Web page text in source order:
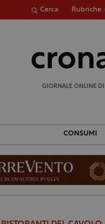
Cerca Rubriche
GIORNALE ONLINE
CONSUMI